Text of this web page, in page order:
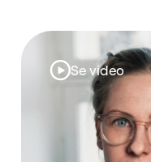
Se video